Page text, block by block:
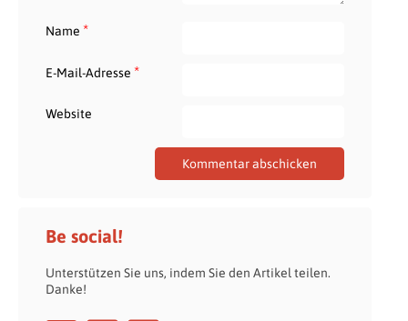
Name *
E-Mail-Adresse *
Website
Be social!
Unterstützen Sie uns, indem Sie den Artikel teilen.
Danke!